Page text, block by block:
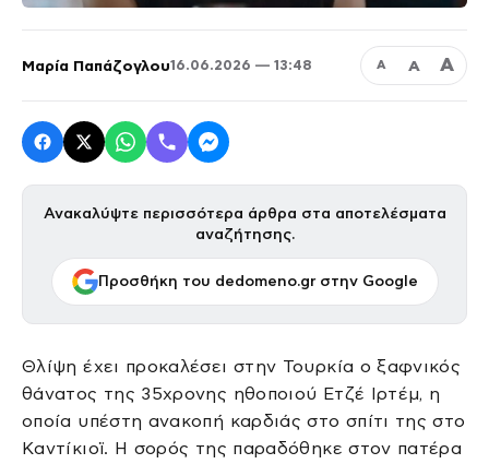
Μαρία Παπάζογλου16.06.2026 — 13:48 Α Α Α
Ανακαλύψτε περισσότερα άρθρα στα αποτελέσματα
αναζήτησης.
Προσθήκη του dedomeno.gr στην Google
Θλίψη έχει προκαλέσει στην Τουρκία ο ξαφνικός
θάνατος της 35χρονης ηθοποιού Ετζέ Ιρτέμ, η
οποία υπέστη ανακοπή καρδιάς στο σπίτι της στο
Καντίκιοϊ. Η σορός της παραδόθηκε στον πατέρα